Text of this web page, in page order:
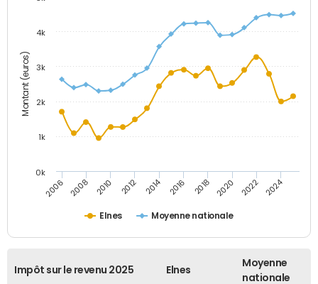
Montant (euros)
Elnes Moyenne nationale
2006 2008 2010 2012 2014 2016 2018 2020 2022 2024
0k
1k
2k
3k
4k
Impôt sur le revenu 2025 Elnes
Moyenne
nationale